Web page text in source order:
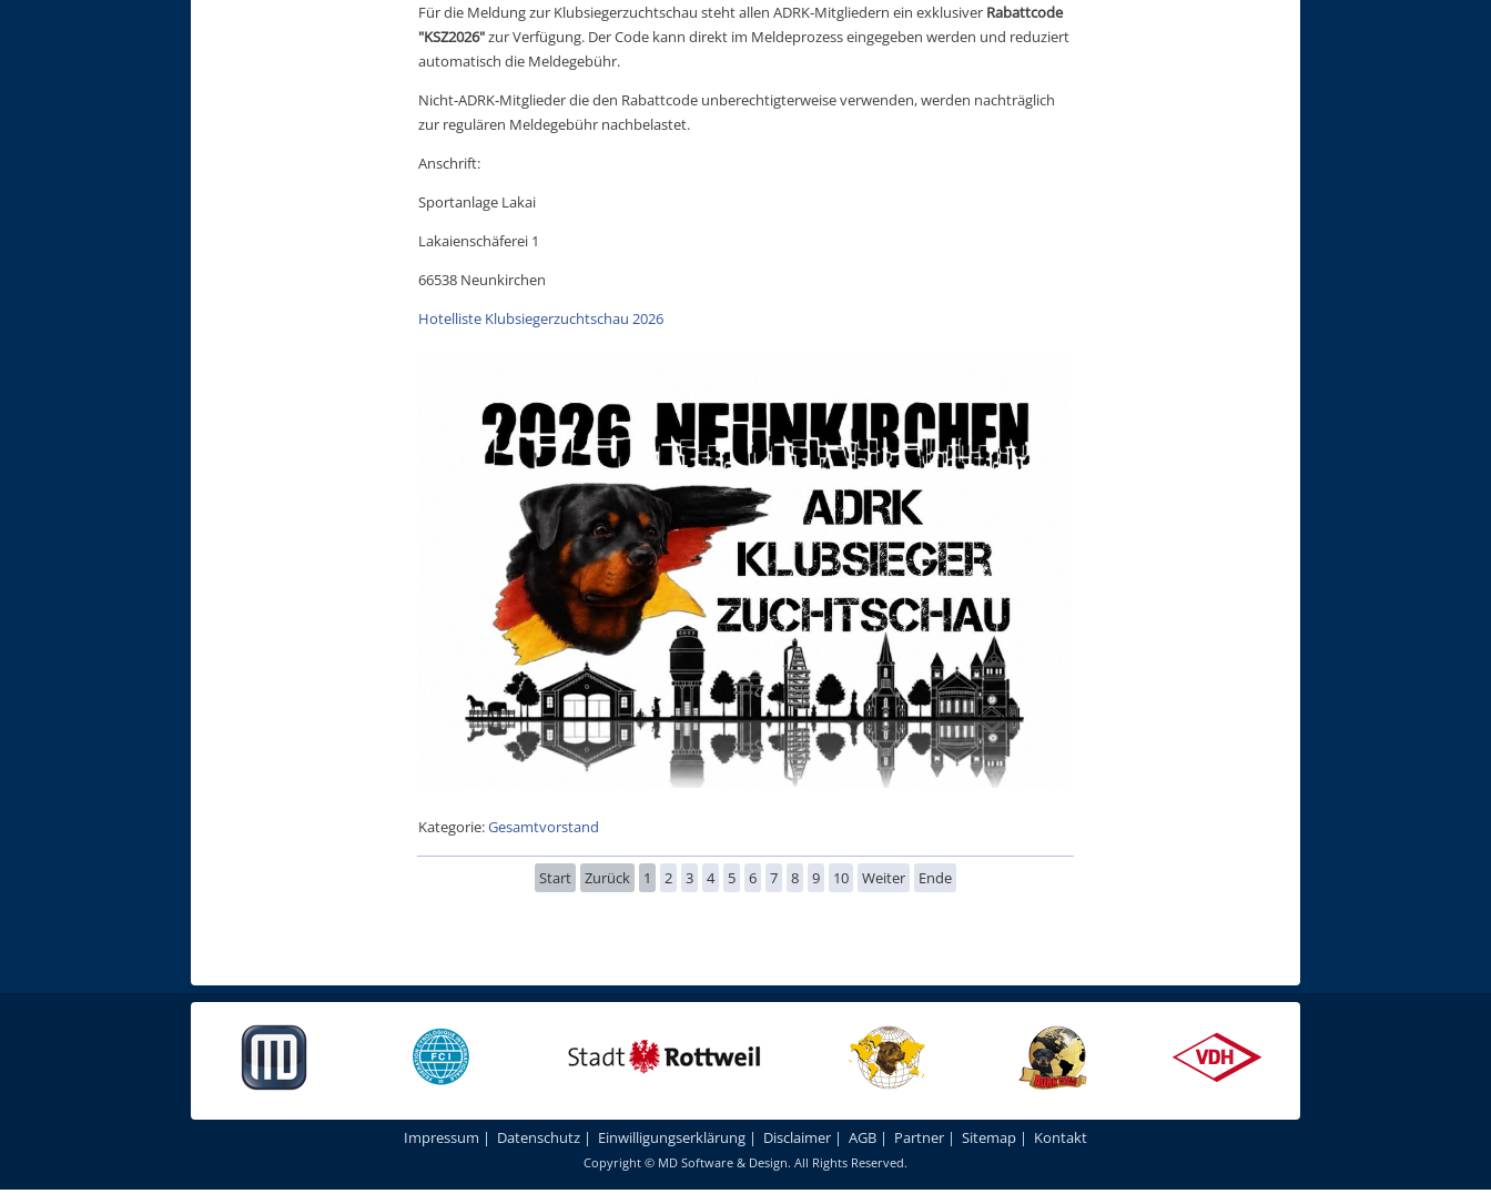
Für die Meldung zur Klubsiegerzuchtschau steht allen ADRK‑Mitgliedern ein exklusiver Rabattcode
"KSZ2026" zur Verfügung. Der Code kann direkt im Meldeprozess eingegeben werden und reduziert
automatisch die Meldegebühr.
Nicht‑ADRK‑Mitglieder die den Rabattcode unberechtigterweise verwenden, werden nachträglich
zur regulären Meldegebühr nachbelastet.
Anschrift:
Sportanlage Lakai
Lakaienschäferei 1
66538 Neunkirchen
Hotelliste Klubsiegerzuchtschau 2026
Kategorie:Gesamtvorstand
Start Zurück 1 2 3 4 5 6 7 8 9 10 Weiter Ende
Impressum | Datenschutz | Einwilligungserklärung | Disclaimer | AGB | Partner | Sitemap | Kontakt
Copyright © MD Software & Design. All Rights Reserved.